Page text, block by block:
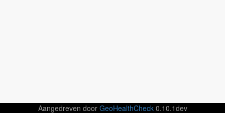
Aangedreven door GeoHealthCheck0.10.1dev